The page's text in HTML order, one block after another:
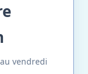
vendredi